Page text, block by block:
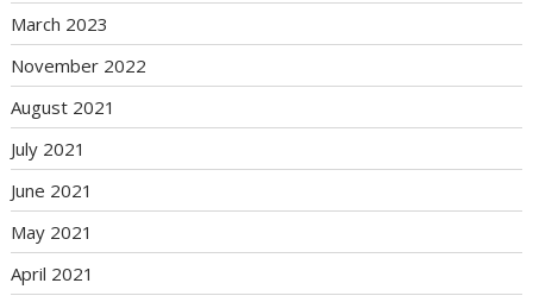
March 2023
November 2022
August 2021
July 2021
June 2021
May 2021
April 2021